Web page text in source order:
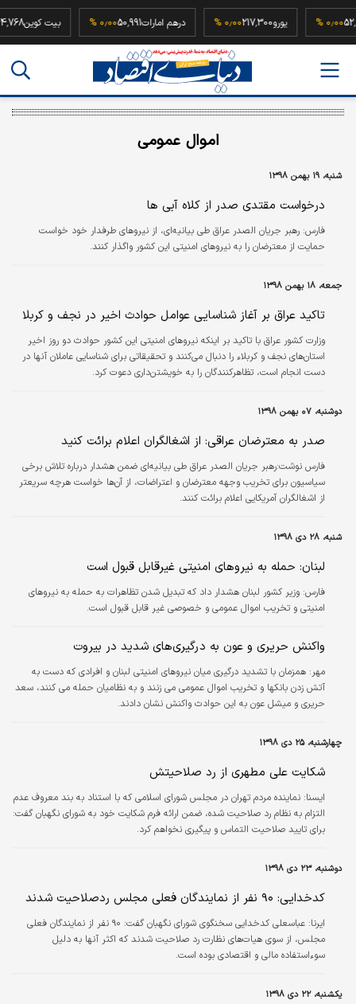
۰٫۰۰ % یورو217,300۰٫۰۰ % درهم امارات50,991۰٫۰۰ % بیت کوین
اموال عمومی
شنبه، ۱۹ بهمن ۱۳۹۸
درخواست مقتدی صدر از کلاه آبی ها
فارس: رهبر جریان الصدر عراق طی بیانیه‌ای، از نیروهای طرفدار خود خواست
حمایت از معترضان را به نیروهای امنیتی این کشور واگذار کنند.
جمعه، ۱۸ بهمن ۱۳۹۸
تاکید عراق بر آغاز شناسایی عوامل حوادث اخیر در نجف و کربلا
وزارت کشور عراق با تاکید بر اینکه نیروهای امنیتی این کشور حوادث دو روز اخیر
استان‌های نجف و کربلاء را دنبال می‌کنند و تحقیقاتی برای شناسایی عاملان آنها در
دست انجام است، تظاهرکنندگان را به خویشتن‌داری دعوت کرد.
دوشنبه، ۰۷ بهمن ۱۳۹۸
صدر به معترضان عراقی: از اشغالگران اعلام برائت کنید
فارس نوشت:رهبر جریان الصدر عراق طی بیانیه‌ای ضمن هشدار درباره تلاش برخی
سیاسیون برای تخریب وجهه معترضان و اعتراضات، از آن‌ها خواست هرچه سریعتر
از اشغالگران آمریکایی اعلام برائت کنند.
شنبه، ۲۸ دی ۱۳۹۸
لبنان: حمله به نیروهای امنیتی غیرقابل قبول است
فارس: وزیر کشور لبنان هشدار داد که تبدیل شدن تظاهرات به حمله به نیروهای
امنیتی و تخریب اموال عمومی و خصوصی غیر قابل قبول است.
واکنش حریری و عون به درگیری‌های شدید در بیروت
مهر: همزمان با تشدید درگیری میان نیروهای امنیتی لبنان و افرادی که دست به
آتش زدن بانکها و تخریب اموال عمومی می زنند و به نظامیان حمله می کنند، سعد
حریری و میشل عون به این حوادث واکنش نشان دادند.
چهارشنبه، ۲۵ دی ۱۳۹۸
شکایت علی مطهری از رد صلاحیتش
ايسنا: نماینده مردم تهران در مجلس شورای اسلامی که با استناد به بند معروف عدم
التزام به نظام رد صلاحیت شده، ضمن ارائه‌ فرم شکایت خود به شورای نگهبان گفت:
برای تایید صلاحیت التماس و پیگیری نخواهم کرد.
دوشنبه، ۲۳ دی ۱۳۹۸
کدخدایی: ۹۰ نفر از نمایندگان فعلی مجلس ردصلاحیت شدند
ایرنا:
عباسعلی کدخدایی سخنگوی شورای نگهبان گفت: ۹۰ نفر از نمایندگان فعلی
مجلس، از سوی هیات‌های نظارت رد صلاحیت شدند که اکثر آنها به دلیل
سوءاستفاده مالی و اقتصادی بوده است.
یکشنبه، ۲۲ دی ۱۳۹۸